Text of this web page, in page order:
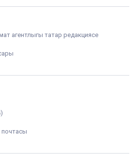
агентлыгы татар редакциясе
почтасы